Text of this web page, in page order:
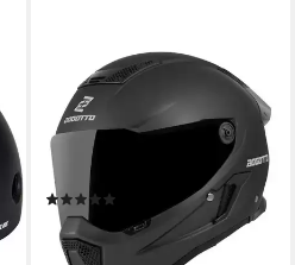
BOGOTTO
Motorradhelm Rapto Helm,
vorbereitet für
Kommunikationssystem,geeignet
für Brillenträger,v
205,49 € 299,95 €
-31%